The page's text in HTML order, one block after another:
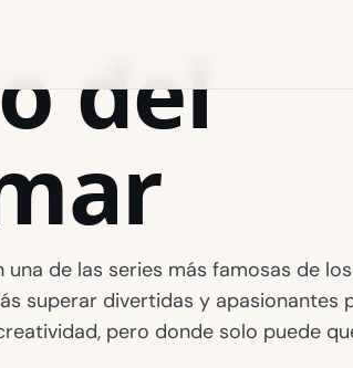
del
de las series más famosas de
superar divertidas y apasionantes
pero donde solo puede